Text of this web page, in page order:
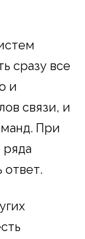
сразу все
и
связи, и
При
ответ.